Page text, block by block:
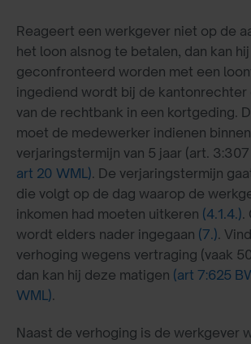
Reageert een werkgever niet op de
het loon alsnog te betalen, dan kan hij
geconfronteerd worden met een
ingediend wordt bij de
van de rechtbank in een kortgeding.
moet de medewerker indienen
verjaringstermijn van 5 jaar (art.
art 20 WML). De verjaringstermijn
die volgt op de dag waarop de
inkomen had moeten uitkeren (4.1.4.).
wordt elders nader ingegaan (7.).
verhoging wegens vertraging (vaak
dan kan hij deze matigen (art 7:625
WML).
Naast de verhoging is de werkgever